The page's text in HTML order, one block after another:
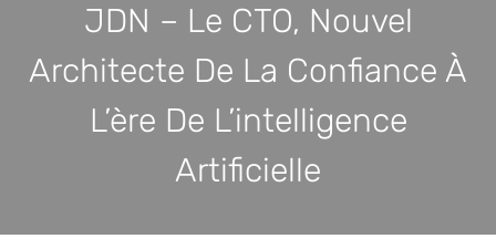
JDN – Le CTO, Nouvel
Architecte De La Confiance À
L’ère De L’intelligence
Artificielle